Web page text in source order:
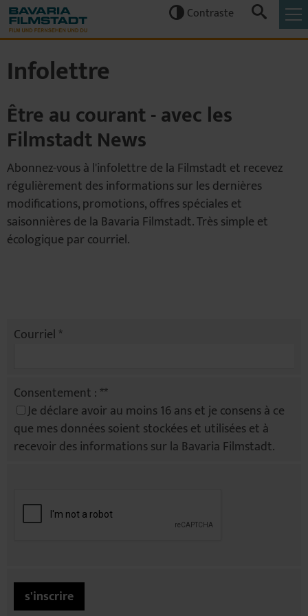
 Contraste 
Infolettre
Être au courant - avec les
Filmstadt News
Abonnez-vous à l'infolettre de la Filmstadt et recevez
régulièrement des informations sur les dernières
modifications, promotions, offres spéciales et
saisonnières de la Bavaria Filmstadt. Très simple et
écologique par courriel.
Courriel *
Consentement : **
Je déclare avoir au moins 16 ans et je consens à ce
que mes données soient stockées et utilisées et à
recevoir des informations sur la Bavaria Filmstadt.
s'inscrire